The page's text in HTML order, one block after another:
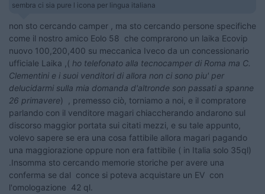
sembra ci sia pure l icona per lingua italiana
non sto cercando camper , ma sto cercando persone specifiche
come il nostro amico Eolo 58 che comprarono un laika Ecovip
nuovo 100,200,400 su meccanica Iveco da un concessionario
ufficiale Laika ,( ho telefonato alla tecnocamper di Roma ma C.
Clementini e i suoi venditori di allora non ci sono piu' per
delucidarmi sulla mia domanda d'altronde son passati a spanne
26 primavere) , premesso ciò, torniamo a noi, e il compratore
parlando con il venditore magari chiaccherando andarono sul
discorso maggior portata sui citati mezzi, e su tale appunto,
volevo sapere se era una cosa fattibile allora magari pagando
una maggiorazione oppure non era fattibile ( in Italia solo 35ql)
.Insomma sto cercando memorie storiche per avere una
conferma se dal conce si poteva acquistare un EV con
l'omologazione 42 ql.